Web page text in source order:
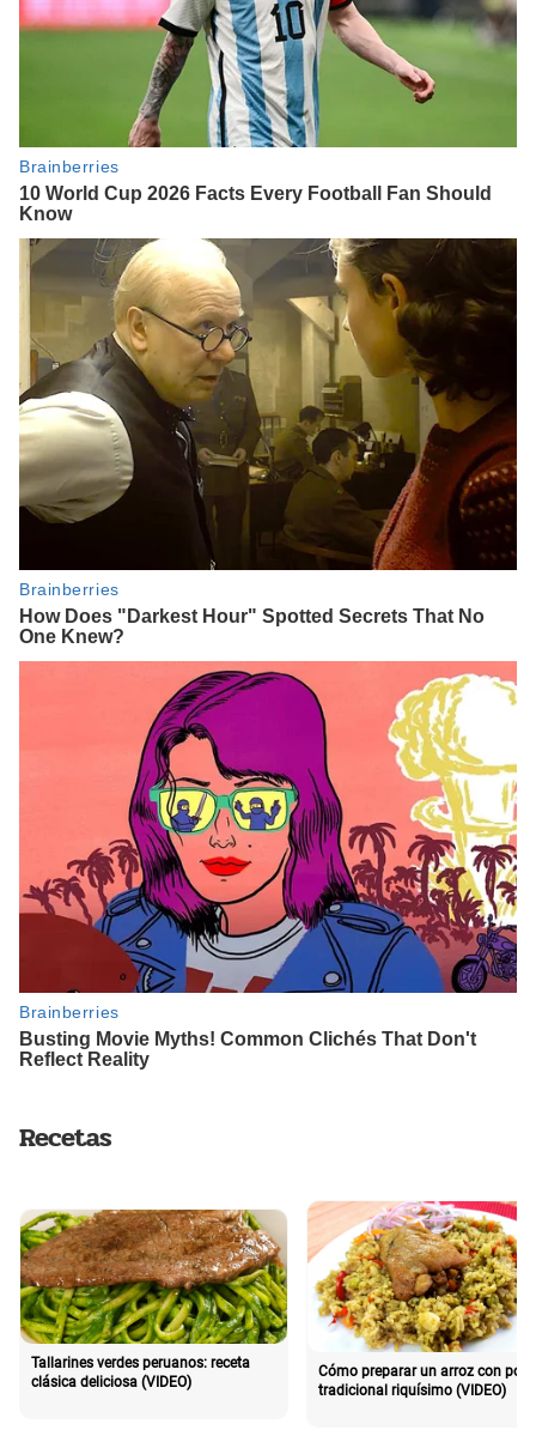
Recetas
Tallarines verdes peruanos: receta
clásica deliciosa (VIDEO)
Cómo preparar un arroz con pollo
tradicional riquísimo (VIDEO)